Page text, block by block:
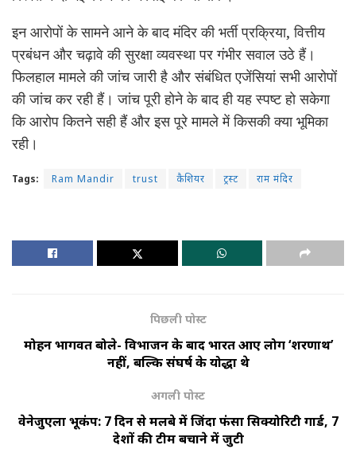
इन आरोपों के सामने आने के बाद मंदिर की भर्ती प्रक्रिया, वित्तीय
प्रबंधन और चढ़ावे की सुरक्षा व्यवस्था पर गंभीर सवाल उठे हैं।
फिलहाल मामले की जांच जारी है और संबंधित एजेंसियां सभी आरोपों
की जांच कर रही हैं। जांच पूरी होने के बाद ही यह स्पष्ट हो सकेगा
कि आरोप कितने सही हैं और इस पूरे मामले में किसकी क्या भूमिका
रही।
Tags: Ram Mandir trust कैशियर ट्रस्ट राम मंदिर
पिछली पोस्ट
मोहन भागवत बोले- विभाजन के बाद भारत आए लोग ‘शरणार्थी’
नहीं, बल्कि संघर्ष के योद्धा थे
अगली पोस्ट
वेनेजुएला भूकंप: 7 दिन से मलबे में जिंदा फंसा सिक्योरिटी गार्ड, 7
देशों की टीम बचाने में जुटी